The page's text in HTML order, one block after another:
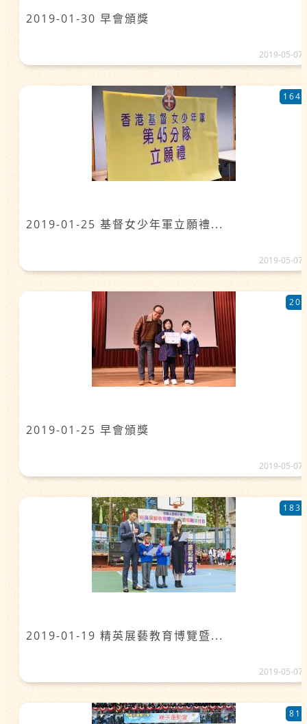
2019-01-30 早會頒獎
2019-05-07
2019-01-25 基督女少年軍立願禮...
164
2019-05-07
2019-01-25 早會頒獎
20
2019-05-07
2019-01-19 精英展藝教育博覽暨...
183
2019-05-07
81